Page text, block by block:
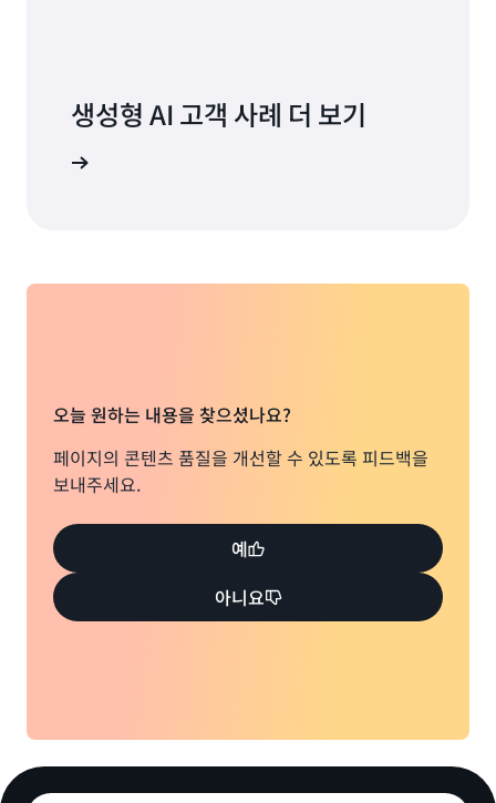
생성형 AI 고객 사례 더 보기
오늘 원하는 내용을 찾으셨나요?
페이지의 콘텐츠 품질을 개선할 수 있도록 피드백을
보내주세요.
예
아니요